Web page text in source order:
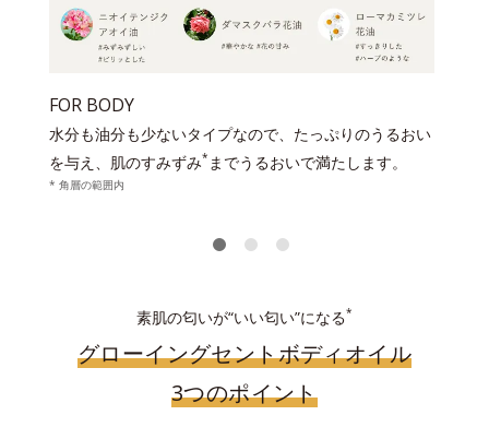
FOR BODY
水分も油分も少ないタイプなので、たっぷりのうるおい
を与え、肌のすみずみ* までうるおいで満たします。
* 角層の範囲内
素肌の匂いが“いい匂い”になる*
グローイングセントボディオイル
3つのポイント